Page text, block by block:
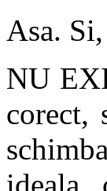
Asa.
NU
corect,
ideala,